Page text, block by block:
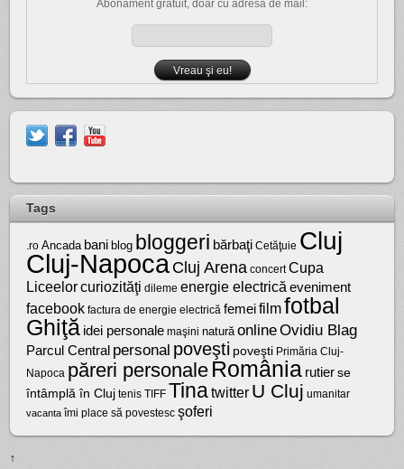
Abonament gratuit, doar cu adresa de mail:
Tags
.ro Ancada bani blog bloggeri bărbaţi Cetăţuie Cluj
Cluj-NapocaCluj Arena concert Cupa
Liceelorcuriozităţi dileme energie electrică eveniment
facebook factura de energie electrică femei filmfotbal
Ghiţă idei personale maşini natură onlineOvidiu Blag
Parcul Central personal poveşti poveşti Primăria Cluj-
Napoca păreri personale România rutier se
întâmplă în Cluj tenis TIFF Tinatwitter U Cluj umanitar
vacanta îmi place să povestesc şoferi
↑